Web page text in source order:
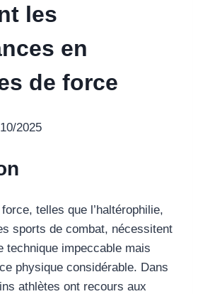
les
en
de force
2025
telles que l’haltérophilie,
sports de combat, nécessitent
technique impeccable mais
physique considérable. Dans
athlètes ont recours aux